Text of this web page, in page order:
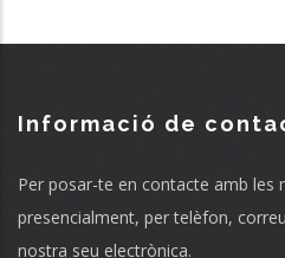
Informació de
Per posar-te en contacte amb
presencialment, per telèfon,
nostra seu electrònica.